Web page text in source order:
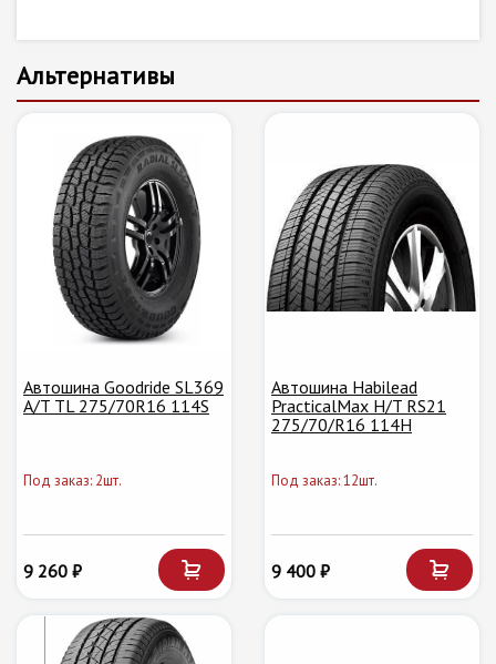
Альтернативы
Автошина Goodride SL369
A/T TL 275/70R16 114S
Под заказ: 2шт.
9 260 ₽
Автошина Habilead
PracticalMax H/T RS21
275/70/R16 114H
Под заказ: 12шт.
9 400 ₽